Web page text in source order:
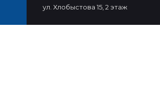
ул. Хлобыстова 15, 2 этаж